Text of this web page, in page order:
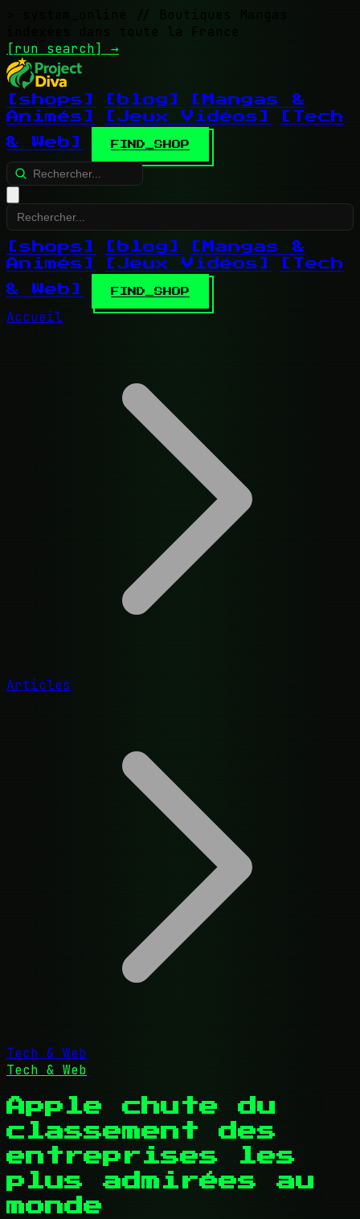
// Boutiques Mangas
indexées dans toute la France
[run search] →
[shops] [blog]
[Mangas &
Animés]
[Jeux Vidéos]
[Tech
& Web]
FIND_SHOP
[shops] [blog]
[Mangas &
Animés]
[Jeux Vidéos]
[Tech
& Web]
FIND_SHOP
Accueil
Articles
Tech & Web
Tech & Web
Apple chute du
classement des
entreprises les
plus admirées au
monde